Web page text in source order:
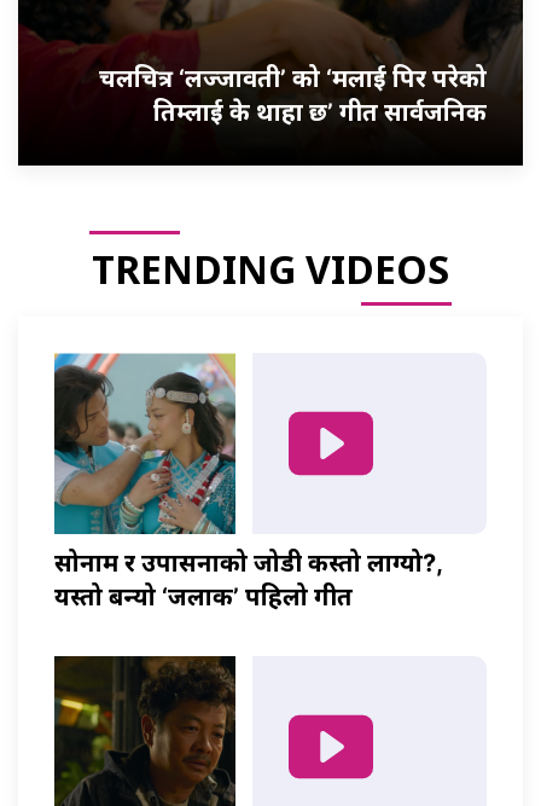
चलचित्र ‘लज्जावती’ को ‘मलाई पिर परेको
तिम्लाई के थाहा छ’ गीत सार्वजनिक
TRENDING VIDEOS
सोनाम र उपासनाको जोडी कस्तो लाग्यो?,
यस्तो बन्यो ‘जलाकी’ पहिलो गीत